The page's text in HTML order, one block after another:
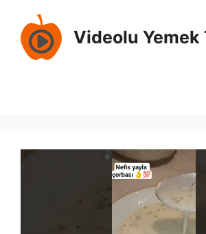
Videolu Yemek